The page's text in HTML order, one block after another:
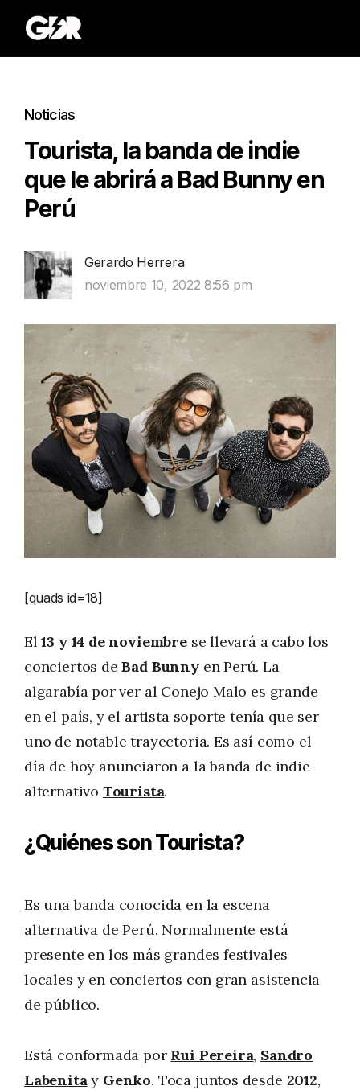
Noticias
Tourista, la banda de indie
que le abrirá a Bad Bunny en
Perú
Gerardo Herrera
noviembre 10, 2022 8:56 pm
[quads id=18]
El13 y 14 de noviembrese llevará a cabo los
conciertos deBad Bunny en Perú. La
algarabía por ver al Conejo Malo es grande
en el país, y el artista soporte tenía que ser
uno de notable trayectoria. Es así como el
día de hoy anunciaron a la banda de indie
alternativo Tourista.
¿Quiénes son Tourista?
Es una banda conocida en la escena
alternativa de Perú. Normalmente está
presente en los más grandes festivales
locales y en conciertos con gran asistencia
de público.
Está conformada por Rui Pereira, Sandro
Labenitay Genko. Toca juntos desde 2012,